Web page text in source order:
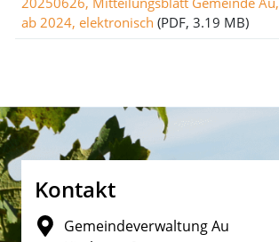
ab 2024, elektronisch (PDF, 3.19 MB)
Fusszeile
Kontakt
Gemeindeverwaltung Au